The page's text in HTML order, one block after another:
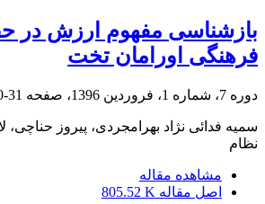
بازشناسی مفهوم ارزش در
فرهنگی اورامان تخت
دوره 7، شماره 1، فروردین 1396، صفحه 31-50
سمیه فدائی نژاد بهرامجردی، پیروز حناچی،
نظام
مشاهده مقاله
اصل مقاله 805.52 K